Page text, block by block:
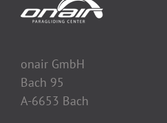
onair GmbH
Bach 95
A-6653 Bach